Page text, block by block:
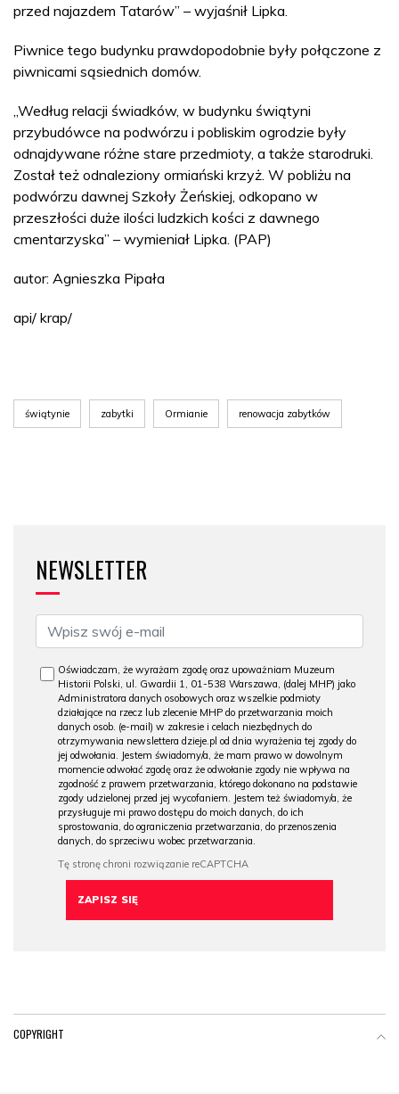
przed najazdem Tatarów” – wyjaśnił Lipka.
Piwnice tego budynku prawdopodobnie były połączone z
piwnicami sąsiednich domów.
„Według relacji świadków, w budynku świątyni
przybudówce na podwórzu i pobliskim ogrodzie były
odnajdywane różne stare przedmioty, a także starodruki.
Został też odnaleziony ormiański krzyż. W pobliżu na
podwórzu dawnej Szkoły Żeńskiej, odkopano w
przeszłości duże ilości ludzkich kości z dawnego
cmentarzyska” – wymieniał Lipka. (PAP)
autor: Agnieszka Pipała
api/ krap/
świątynie zabytki Ormianie renowacja zabytków
NEWSLETTER
Oświadczam, że wyrażam zgodę oraz upoważniam Muzeum
Historii Polski, ul. Gwardii 1, 01-538 Warszawa, (dalej MHP) jako
Administratora danych osobowych oraz wszelkie podmioty
działające na rzecz lub zlecenie MHP do przetwarzania moich
danych osob. (e-mail) w zakresie i celach niezbędnych do
otrzymywania newslettera dzieje.pl od dnia wyrażenia tej zgody do
jej odwołania. Jestem świadomy/a, że mam prawo w dowolnym
momencie odwołać zgodę oraz że odwołanie zgody nie wpływa na
zgodność z prawem przetwarzania, którego dokonano na podstawie
zgody udzielonej przed jej wycofaniem. Jestem też świadomy/a, że
przysługuje mi prawo dostępu do moich danych, do ich
sprostowania, do ograniczenia przetwarzania, do przenoszenia
danych, do sprzeciwu wobec przetwarzania.
COPYRIGHT